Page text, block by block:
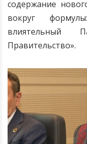
содержание
вокруг
влиятельный
Правительство».